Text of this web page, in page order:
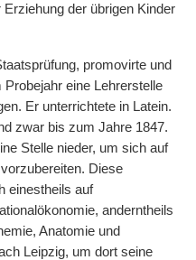
der übrigen Kinder
promovirte und
eine Lehrerstelle
Er unterrichtete in Latein.
zwar bis zum Jahre 1847.
Stelle nieder, um sich auf
Diese
einestheils auf
anderntheils
Anatomie und
Leipzig, um dort seine